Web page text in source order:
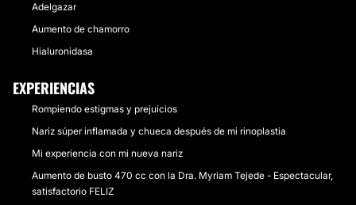
Adelgazar
Aumento de chamorro
Hialuronidasa
EXPERIENCIAS
Rompiendo estigmas y prejuicios
Nariz súper inflamada y chueca después de mi rinoplastia
Mi experiencia con mi nueva nariz
Aumento de busto 470 cc con la Dra. Myriam Tejede - Espectacular,
satisfactorio FELIZ